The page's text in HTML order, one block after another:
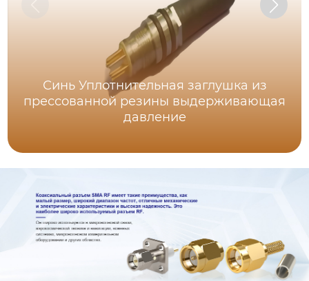
Синь Уплотнительная заглушка из
прессованной резины выдерживающая
давление